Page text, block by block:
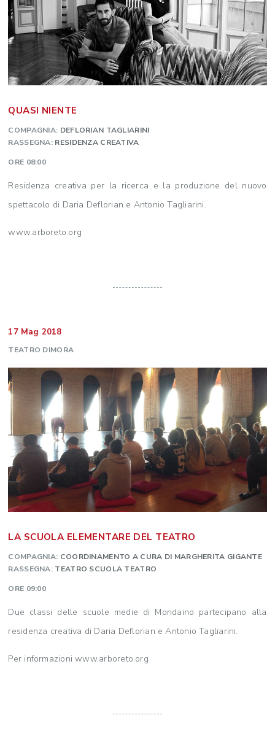
QUASI NIENTE
COMPAGNIA: DEFLORIAN TAGLIARINI
RASSEGNA: RESIDENZA CREATIVA
ORE 08:00
Residenza creativa per la ricerca e la produzione del nuovo
spettacolo di Daria Deflorian e Antonio Tagliarini.
www.arboreto.org
17 Mag 2018
TEATRO DIMORA
LA SCUOLA ELEMENTARE DEL TEATRO
COMPAGNIA: COORDINAMENTO A CURA DI MARGHERITA GIGANTE
RASSEGNA: TEATRO SCUOLA TEATRO
ORE 09:00
Due classi delle scuole medie di Mondaino partecipano alla
residenza creativa di Daria Deflorian e Antonio Tagliarini.
Per informazioni www.arboreto.org